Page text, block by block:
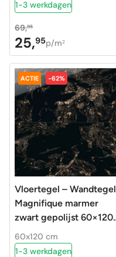
1-3 werkdagen
69,95
Oorspronkelijke
prijs
was:
69,95.
25,95
Huidige
prijs
is:
25,95.
p/m2
ACTIE -62%
Vloertegel – Wandtegel
Magnifique marmer
zwart gepolijst 60×120
gerectificeerd
60x120 cm
1-3 werkdagen